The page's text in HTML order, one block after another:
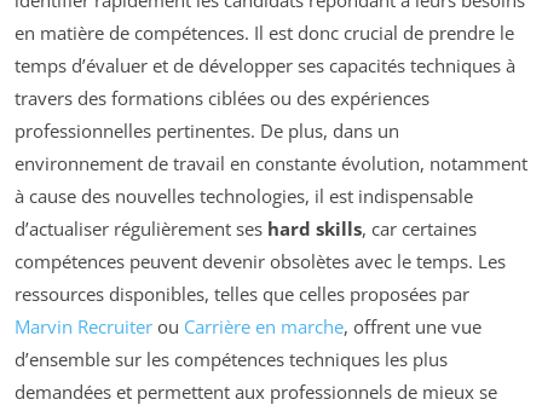
en matière de compétences. Il est donc crucial de prendre le
temps d’évaluer et de développer ses capacités techniques à
travers des formations ciblées ou des expériences
professionnelles pertinentes. De plus, dans un
environnement de travail en constante évolution, notamment
à cause des nouvelles technologies, il est indispensable
d’actualiser régulièrement ses hard skills, car certaines
compétences peuvent devenir obsolètes avec le temps. Les
ressources disponibles, telles que celles proposées par
Marvin Recruiter ou Carrière en marche, offrent une vue
d’ensemble sur les compétences techniques les plus
demandées et permettent aux professionnels de mieux se